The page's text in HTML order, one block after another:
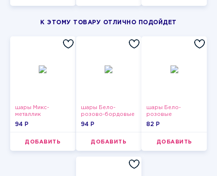
К ЭТОМУ ТОВАРУ ОТЛИЧНО ПОДОЙДЕТ
шары Микс-
металлик
94 P
ДОБАВИТЬ
шары Бело-
розово-бордовые
металлик
94 P
ДОБАВИТЬ
шары Бело-
розовые
пастельные
82 P
ДОБАВИТЬ